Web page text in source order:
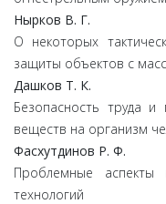
Нырков В. Г.
О некоторых
защиты объектов с
Дашков Т. К.
Безопасность труда и
веществ на организм
Фасхутдинов Р. Ф.
Проблемные
технологий